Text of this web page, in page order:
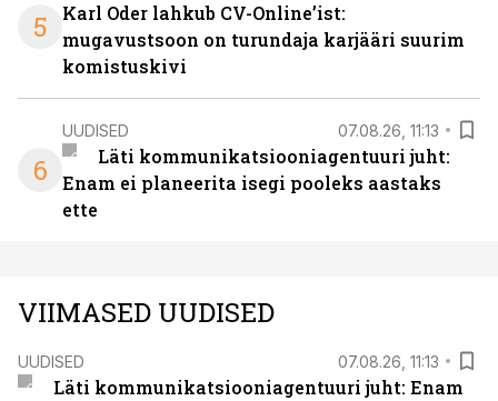
5
Karl Oder lahkub CV-Online’ist:
mugavustsoon on turundaja karjääri suurim
komistuskivi
6
UUDISED 07.08.26, 11:13
Läti kommunikatsiooniagentuuri juht:
Enam ei planeerita isegi pooleks aastaks
ette
VIIMASED UUDISED
UUDISED 07.08.26, 11:13
Läti kommunikatsiooniagentuuri juht: Enam